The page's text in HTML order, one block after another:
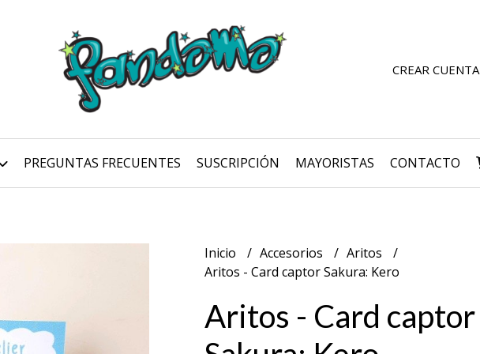
CREAR CUENTA
PREGUNTAS FRECUENTES SUSCRIPCIÓN MAYORISTAS CONTACTO
Inicio Accesorios
Aritos
Aritos - Card captor Sakura: Kero
Aritos - Card captor